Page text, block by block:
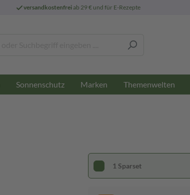
versandkostenfreiab 29 € und für E-Rezepte
Sonnenschutz Marken Themenwelten
1 Sparset